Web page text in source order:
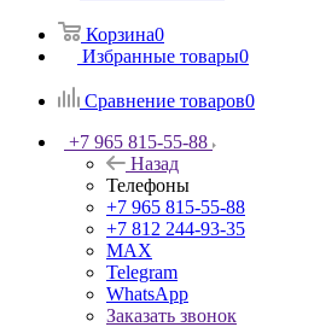
Корзина0
Избранные товары0
Сравнение товаров0
+7 965 815-55-88
Назад
Телефоны
+7 965 815-55-88
+7 812 244-93-35
MAX
Telegram
WhatsApp
Заказать звонок